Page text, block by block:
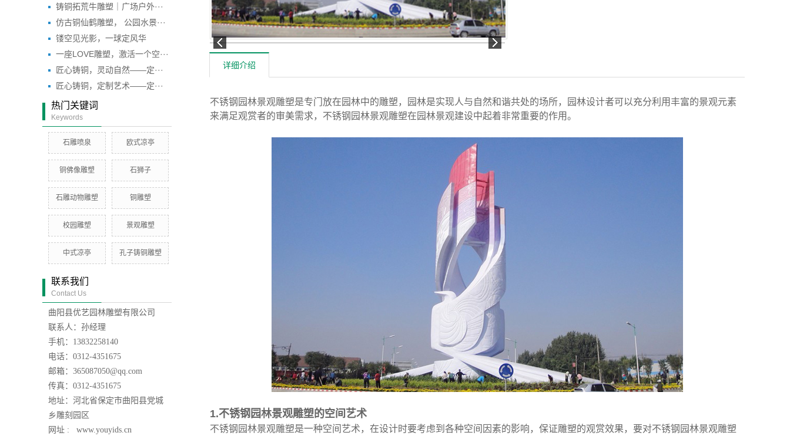
铸铜拓荒牛雕塑｜广场户外···
仿古铜仙鹤雕塑， 公园水景···
镂空见光影，一球定风华
一座LOVE雕塑，激活一个空···
匠心铸铜，灵动自然——定···
匠心铸铜，定制艺术——定···
热门关键词
Keywords
石雕喷泉 欧式凉亭
铜佛像雕塑 石狮子
石雕动物雕塑 铜雕塑
校园雕塑 景观雕塑
中式凉亭 孔子铸铜雕塑
联系我们
Contact Us
曲阳县优艺园林雕塑有限公司
联系人：孙经理
手机：13832258140
电话：0312-4351675
邮箱：365087050@qq.com
传真：0312-4351675
地址：河北省保定市曲阳县党城
乡雕刻园区
网址 : www.youyids.cn
详细介绍
不锈钢园林景观雕塑是专门放在园林中的雕塑，园林是实现人与自然和谐共处的场所，园林设计者可以充分利用丰富的景观元素
来满足观赏者的审美需求，不锈钢园林景观雕塑在园林景观建设中起着非常重要的作用。
1.不锈钢园林景观雕塑的空间艺术
不锈钢园林景观雕塑是一种空间艺术，在设计时要考虑到各种空间因素的影响，保证雕塑的观赏效果，要对不锈钢园林景观雕塑